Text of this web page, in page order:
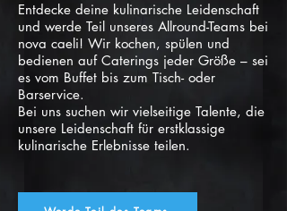
Entdecke deine kulinarische Leidenschaft
und werde Teil unseres Allround-Teams bei
nova caeli! Wir kochen, spülen und
bedienen auf Caterings jeder Größe – sei
es vom Buffet bis zum Tisch- oder
Barservice.
Bei uns suchen wir vielseitige Talente, die
unsere Leidenschaft für erstklassige
kulinarische Erlebnisse teilen.